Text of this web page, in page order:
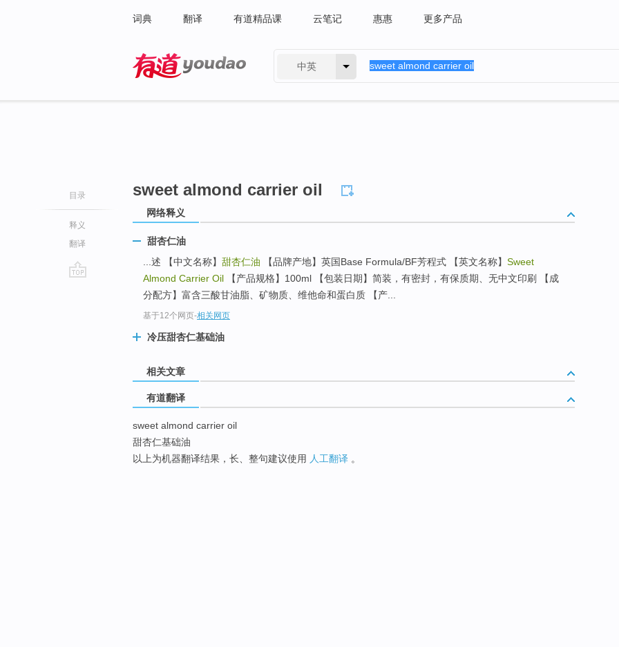
词典 翻译 有道精品课 云笔记 惠惠 更多产品
中英
目录
释义
翻译
sweet almond carrier oil
网络释义
甜杏仁油
...述 【中文名称】 甜杏仁油 【品牌产地】英国Base Formula/BF芳程式 【英文名称】 Sweet
Almond Carrier Oil 【产品规格】100ml 【包装日期】简装，有密封，有保质期、无中文印刷 【成
分配方】富含三酸甘油脂、矿物质、维他命和蛋白质 【产...
基于12个网页-相关网页
冷压甜杏仁基础油
相关文章
有道翻译
sweet almond carrier oil
甜杏仁基础油
以上为机器翻译结果，长、整句建议使用 人工翻译 。